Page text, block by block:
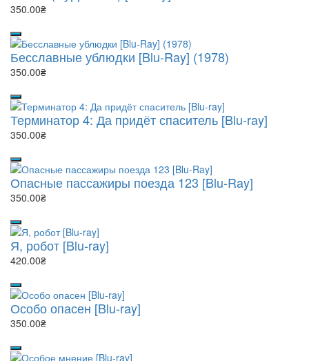
350.00₴
Бесславные ублюдки [Blu-Ray] (1978)
350.00₴
Терминатор 4: Да придёт спаситель [Blu-ray]
350.00₴
Опасные пассажиры поезда 123 [Blu-Ray]
350.00₴
Я, робот [Blu-ray]
420.00₴
Особо опасен [Blu-ray]
350.00₴